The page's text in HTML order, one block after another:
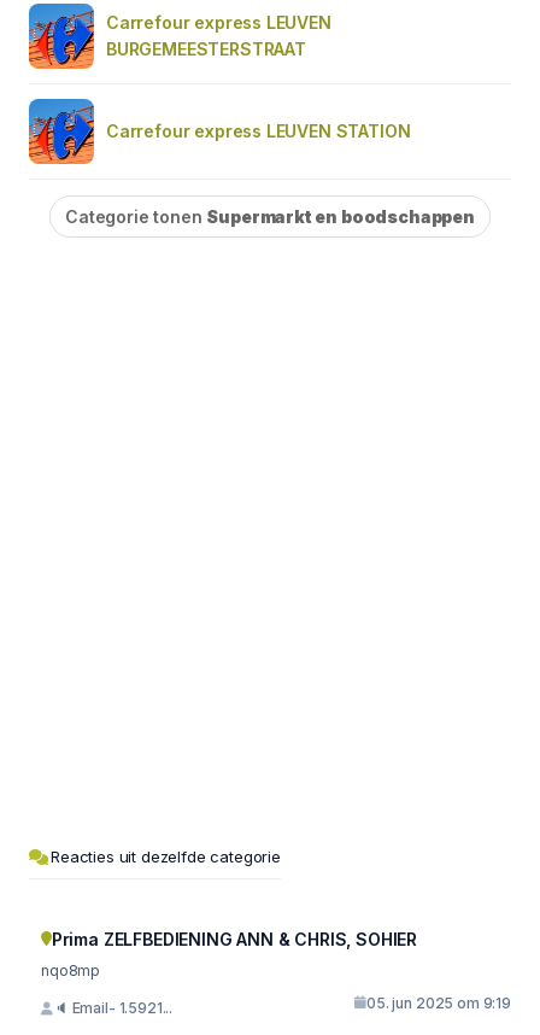
Carrefour express LEUVEN
BURGEMEESTERSTRAAT
Carrefour express LEUVEN STATION
Categorie tonen Supermarkt en boodschappen
Reacties uit dezelfde categorie
Prima ZELFBEDIENING ANN & CHRIS, SOHIER
nqo8mp
🔈 Email- 1.5921... 05. jun 2025 om 9:19